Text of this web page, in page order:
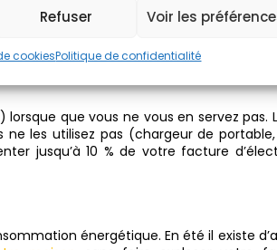
Refuser Voir les
cookiesPolitique de confidentialité
le entièrement avant de le
que vous ne vous en servez pas.
les utilisez pas (chargeur de
jusqu’à 10 % de votre facture
énergétique. En été il existe